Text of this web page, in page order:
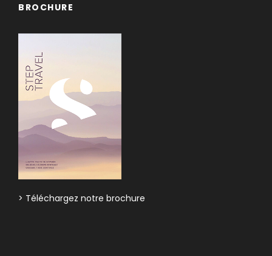
BROCHURE
> Téléchargez notre brochure